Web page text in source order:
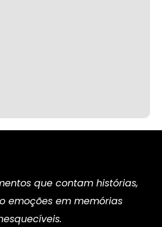
que contam histórias,
emoções em memórias